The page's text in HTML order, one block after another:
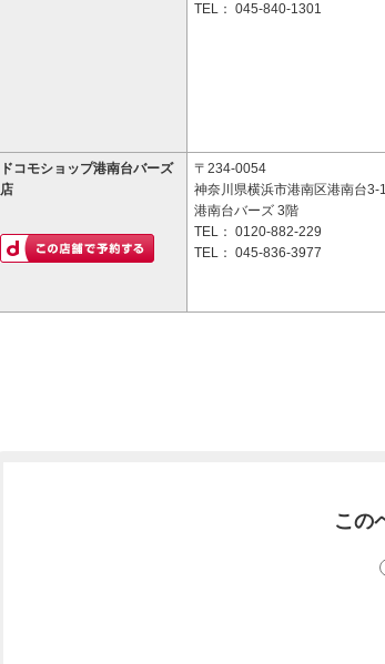
TEL： 045-840-1301
ドコモショップ港南台バーズ
店
〒234-0054
神奈川県横浜市港南区港南台3-
港南台バーズ 3階
TEL： 0120-882-229
TEL： 045-836-3977
この